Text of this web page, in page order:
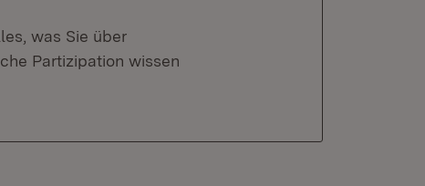
was Sie über
Partizipation wissen